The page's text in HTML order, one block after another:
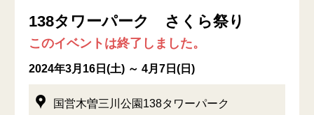
138タワーパーク さくら祭り
このイベントは終了しました。
2024年3月16日(土) ～ 4月7日(日)
国営木曽三川公園138タワーパーク